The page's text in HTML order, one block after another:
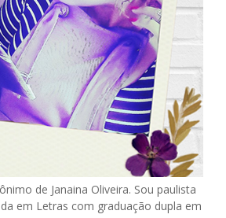
de Janaina Oliveira. Sou paulista
em Letras com graduação dupla em